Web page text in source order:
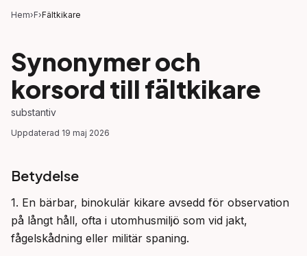
Hem›F›Fältkikare
Synonymer och
korsord till fältkikare
substantiv
Uppdaterad 19 maj 2026
Betydelse
1. En bärbar, binokulär kikare avsedd för observation
på långt håll, ofta i utomhusmiljö som vid jakt,
fågelskådning eller militär spaning.